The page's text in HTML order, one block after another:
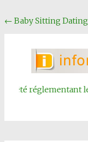
Navigation
← Baby Sitting Dating
réglementant les